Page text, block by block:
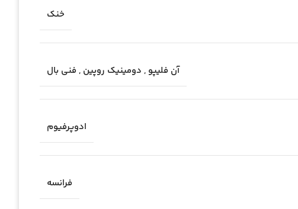
خنک
آن فلیپو , دومینیک روپین , فنی بال
ادوپرفیوم
فرانسه